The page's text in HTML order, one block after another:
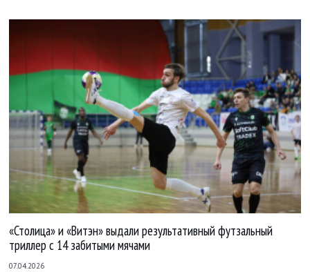
«Столица» и «Витэн» выдали результативный футзальный
триллер с 14 забитыми мячами
07.04.2026